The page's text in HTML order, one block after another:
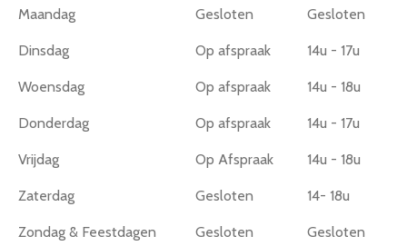
m
Maandag Gesloten Gesloten
Dinsdag Op afspraak 14u - 17u
Woensdag Op afspraak 14u - 18u
Donderdag Op afspraak 14u - 17u
Vrijdag Op Afspraak 14u - 18u
Zaterdag Gesloten 14- 18u
Zondag & Feestdagen Gesloten Gesloten